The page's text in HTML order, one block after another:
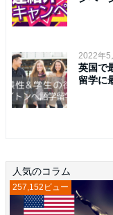
2022年5
英国で
留学に
人気のコラム
257,152ビュー